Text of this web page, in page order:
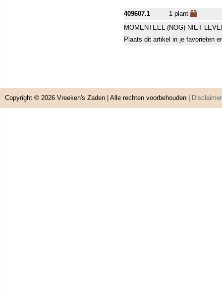
409607.1
1 plant
MOMENTEEL (NOG) NIET
Plaats dit artikel in je favorieten
Copyright © 2026 Vreeken's Zaden | Alle rechten voorbehouden | Disclaimer